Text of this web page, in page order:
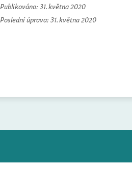
Publikováno: 31. května 2020
Poslední úprava: 31. května 2020